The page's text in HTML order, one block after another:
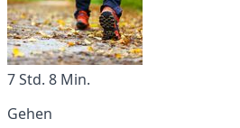
7 Std. 8 Min.
Gehen